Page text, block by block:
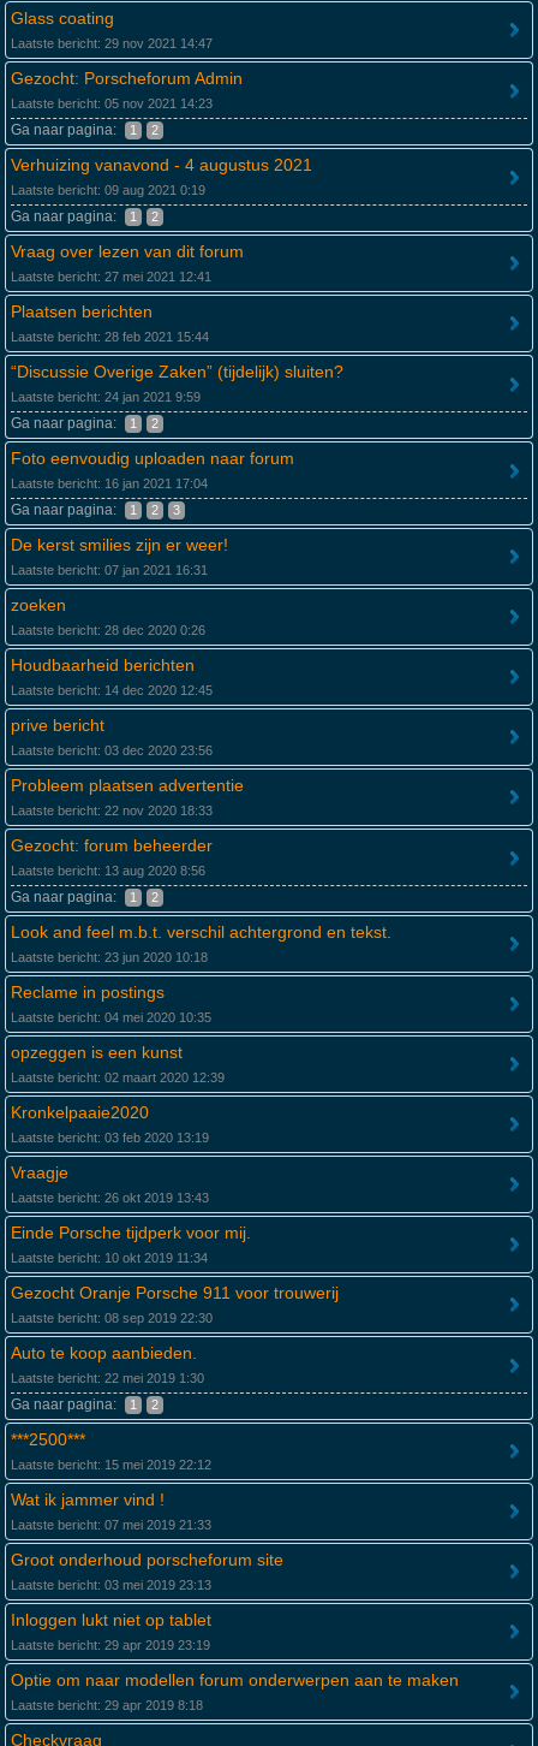
Glass coating
Laatste bericht: 29 nov 2021 14:47
Gezocht: Porscheforum Admin
Laatste bericht: 05 nov 2021 14:23
Ga naar pagina: 1 2
Verhuizing vanavond - 4 augustus 2021
Laatste bericht: 09 aug 2021 0:19
Ga naar pagina: 1 2
Vraag over lezen van dit forum
Laatste bericht: 27 mei 2021 12:41
Plaatsen berichten
Laatste bericht: 28 feb 2021 15:44
“Discussie Overige Zaken” (tijdelijk) sluiten?
Laatste bericht: 24 jan 2021 9:59
Ga naar pagina: 1 2
Foto eenvoudig uploaden naar forum
Laatste bericht: 16 jan 2021 17:04
Ga naar pagina: 1 2 3
De kerst smilies zijn er weer!
Laatste bericht: 07 jan 2021 16:31
zoeken
Laatste bericht: 28 dec 2020 0:26
Houdbaarheid berichten
Laatste bericht: 14 dec 2020 12:45
prive bericht
Laatste bericht: 03 dec 2020 23:56
Probleem plaatsen advertentie
Laatste bericht: 22 nov 2020 18:33
Gezocht: forum beheerder
Laatste bericht: 13 aug 2020 8:56
Ga naar pagina: 1 2
Look and feel m.b.t. verschil achtergrond en tekst.
Laatste bericht: 23 jun 2020 10:18
Reclame in postings
Laatste bericht: 04 mei 2020 10:35
opzeggen is een kunst
Laatste bericht: 02 maart 2020 12:39
Kronkelpaaie2020
Laatste bericht: 03 feb 2020 13:19
Vraagje
Laatste bericht: 26 okt 2019 13:43
Einde Porsche tijdperk voor mij.
Laatste bericht: 10 okt 2019 11:34
Gezocht Oranje Porsche 911 voor trouwerij
Laatste bericht: 08 sep 2019 22:30
Auto te koop aanbieden.
Laatste bericht: 22 mei 2019 1:30
Ga naar pagina: 1 2
***2500***
Laatste bericht: 15 mei 2019 22:12
Wat ik jammer vind !
Laatste bericht: 07 mei 2019 21:33
Groot onderhoud porscheforum site
Laatste bericht: 03 mei 2019 23:13
Inloggen lukt niet op tablet
Laatste bericht: 29 apr 2019 23:19
Optie om naar modellen forum onderwerpen aan te maken
Laatste bericht: 29 apr 2019 8:18
Checkvraag